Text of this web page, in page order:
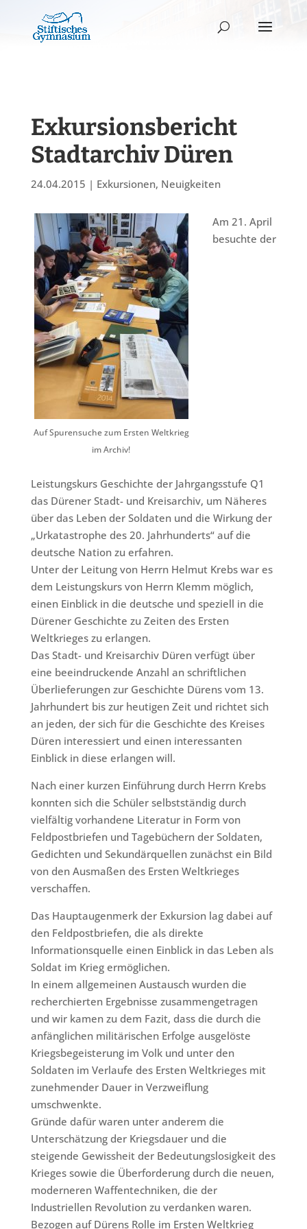
Exkursionsbericht
Stadtarchiv Düren
24.04.2015 | Exkursionen, Neuigkeiten
Auf Spurensuche zum Ersten Weltkrieg
im Archiv!
Am 21. April
besuchte der
Leistungskurs Geschichte der Jahrgangsstufe Q1
das Dürener Stadt- und Kreisarchiv, um Näheres
über das Leben der Soldaten und die Wirkung der
„Urkatastrophe des 20. Jahrhunderts“ auf die
deutsche Nation zu erfahren.
Unter der Leitung von Herrn Helmut Krebs war es
dem Leistungskurs von Herrn Klemm möglich,
einen Einblick in die deutsche und speziell in die
Dürener Geschichte zu Zeiten des Ersten
Weltkrieges zu erlangen.
Das Stadt- und Kreisarchiv Düren verfügt über
eine beeindruckende Anzahl an schriftlichen
Überlieferungen zur Geschichte Dürens vom 13.
Jahrhundert bis zur heutigen Zeit und richtet sich
an jeden, der sich für die Geschichte des Kreises
Düren interessiert und einen interessanten
Einblick in diese erlangen will.
Nach einer kurzen Einführung durch Herrn Krebs
konnten sich die Schüler selbstständig durch
vielfältig vorhandene Literatur in Form von
Feldpostbriefen und Tagebüchern der Soldaten,
Gedichten und Sekundärquellen zunächst ein Bild
von den Ausmaßen des Ersten Weltkrieges
verschaffen.
Das Hauptaugenmerk der Exkursion lag dabei auf
den Feldpostbriefen, die als direkte
Informationsquelle einen Einblick in das Leben als
Soldat im Krieg ermöglichen.
In einem allgemeinen Austausch wurden die
recherchierten Ergebnisse zusammengetragen
und wir kamen zu dem Fazit, dass die durch die
anfänglichen militärischen Erfolge ausgelöste
Kriegsbegeisterung im Volk und unter den
Soldaten im Verlaufe des Ersten Weltkrieges mit
zunehmender Dauer in Verzweiflung
umschwenkte.
Gründe dafür waren unter anderem die
Unterschätzung der Kriegsdauer und die
steigende Gewissheit der Bedeutungslosigkeit des
Krieges sowie die Überforderung durch die neuen,
moderneren Waffentechniken, die der
Industriellen Revolution zu verdanken waren.
Bezogen auf Dürens Rolle im Ersten Weltkrieg